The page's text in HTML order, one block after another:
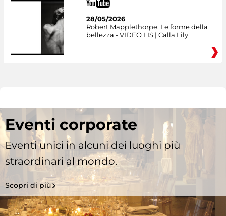
28/05/2026
Robert Mapplethorpe. Le forme della
bellezza - VIDEO LIS | Calla Lily
Eventi corporate
Eventi unici in alcuni dei luoghi più
straordinari al mondo.
Scopri di più